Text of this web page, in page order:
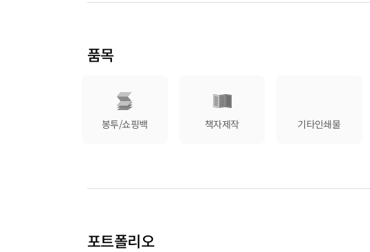
품목
봉투/쇼핑백 책자제작 기타인쇄물
포트폴리오